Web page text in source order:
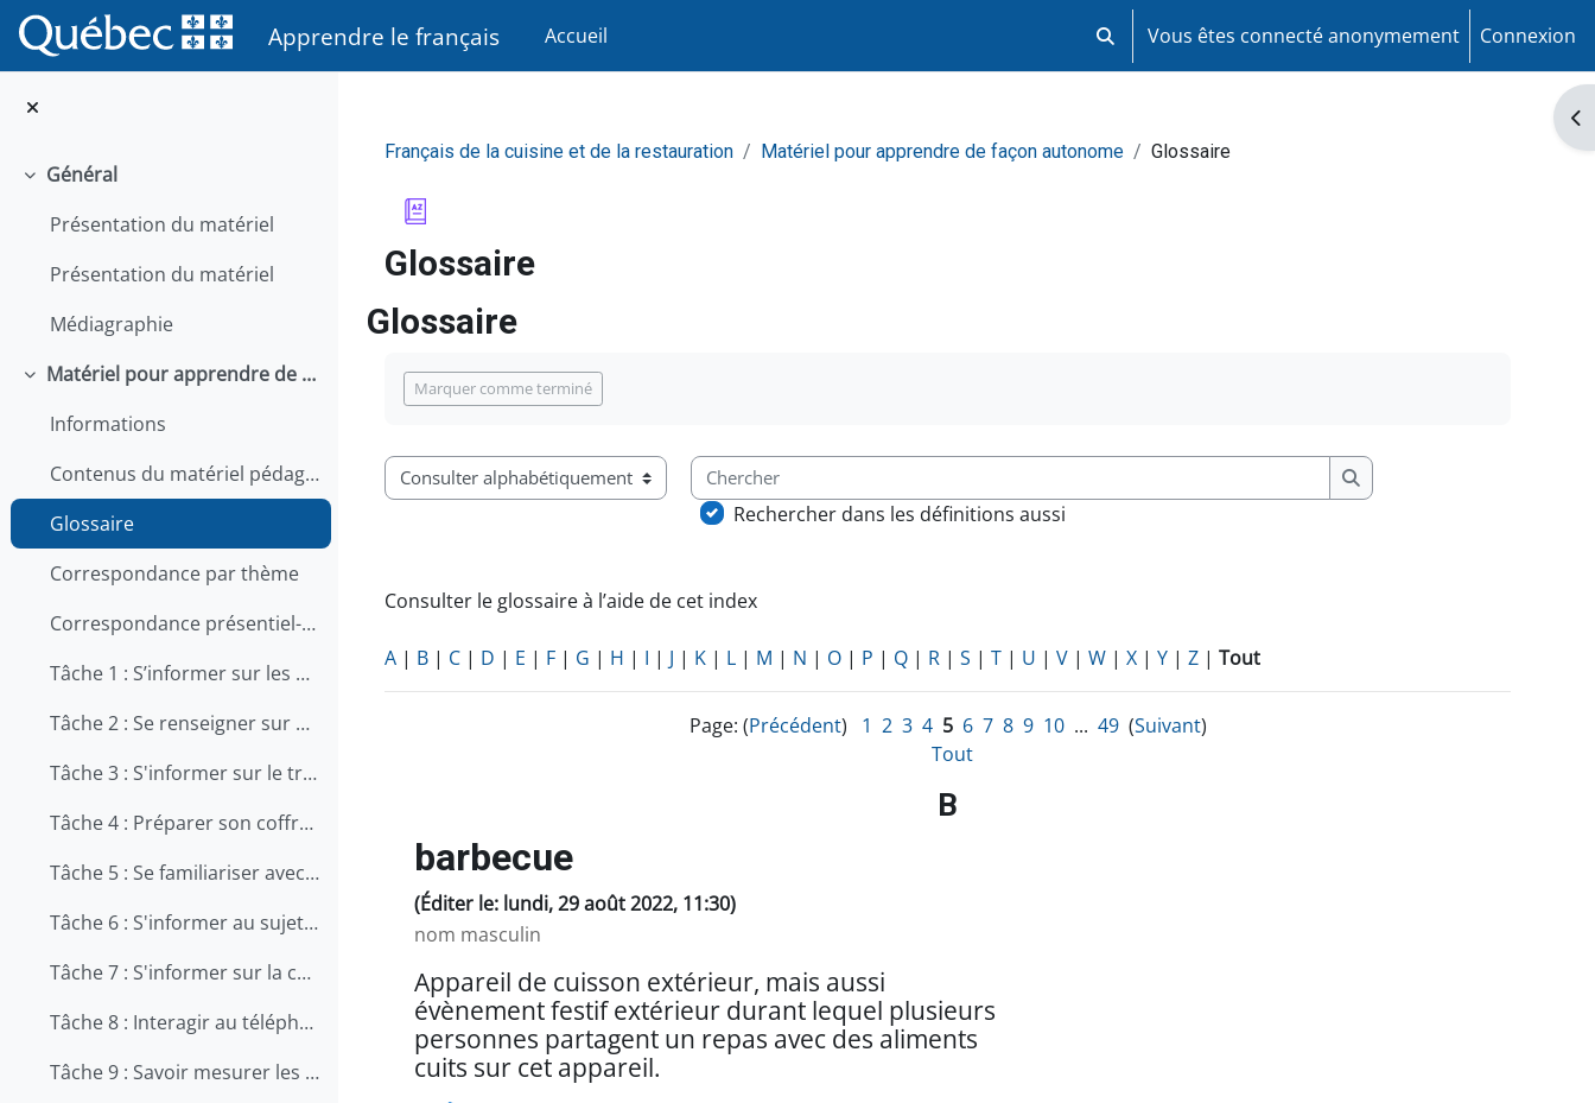
Passer au contenu principal
Apprendre le français Accueil Activer/désactiver la saisie de recherche
Vous êtes connecté anonymement Connexion
Replier
Général
Présentation du matériel
Présentation du matériel
Médiagraphie
Replier
Matériel pour apprendre de façon autonome
Informations
Contenus du matériel pédagogique
Glossaire
Correspondance par thème
Correspondance présentiel-en ligne
Tâche 1 : S’informer sur les qualités et les compétences recherchées pour travailler en restauration
Tâche 2 : Se renseigner sur une offre d'emploi au téléphone
Tâche 3 : S'informer sur le travail en cuisine
Tâche 4 : Préparer son coffre d'outils
Tâche 5 : Se familiariser avec le métier d'aide-cuisinier
Tâche 6 : S'informer au sujet de la prévention des chutes au travail
Tâche 7 : S'informer sur la carrière de chef
Tâche 8 : Interagir au téléphone avec les clients
Tâche 9 : Savoir mesurer les ingrédients
Français de la cuisine et de la restauration Matériel pour apprendre de façon autonome Glossaire
Glossaire
Glossaire
Conditions d’achèvement
Marquer comme terminé
Consulter le glossaire à l’aide de cet index
Chercher
Chercher
Rechercher dans les définitions aussi
Consulter le glossaire à l’aide de cet index
A | B | C | D | E | F | G | H | I | J | K | L | M | N | O | P | Q | R | S | T | U | V | W | X | Y | Z | Tout
Page: (Précédent) 1 2 3 4 5 6 7 8 9 10... 49(Suivant)
Tout
B
barbecue
(Éditer le: lundi, 29 août 2022, 11:30)
nom masculin
Appareil de cuisson extérieur, mais aussi
évènement festif extérieur durant lequel plusieurs
personnes partagent un repas avec des aliments
cuits sur cet appareil.